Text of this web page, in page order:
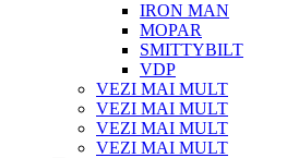
IRON MAN
MOPAR
SMITTYBILT
VDP
VEZI MAI MULT
VEZI MAI MULT
VEZI MAI MULT
VEZI MAI MULT